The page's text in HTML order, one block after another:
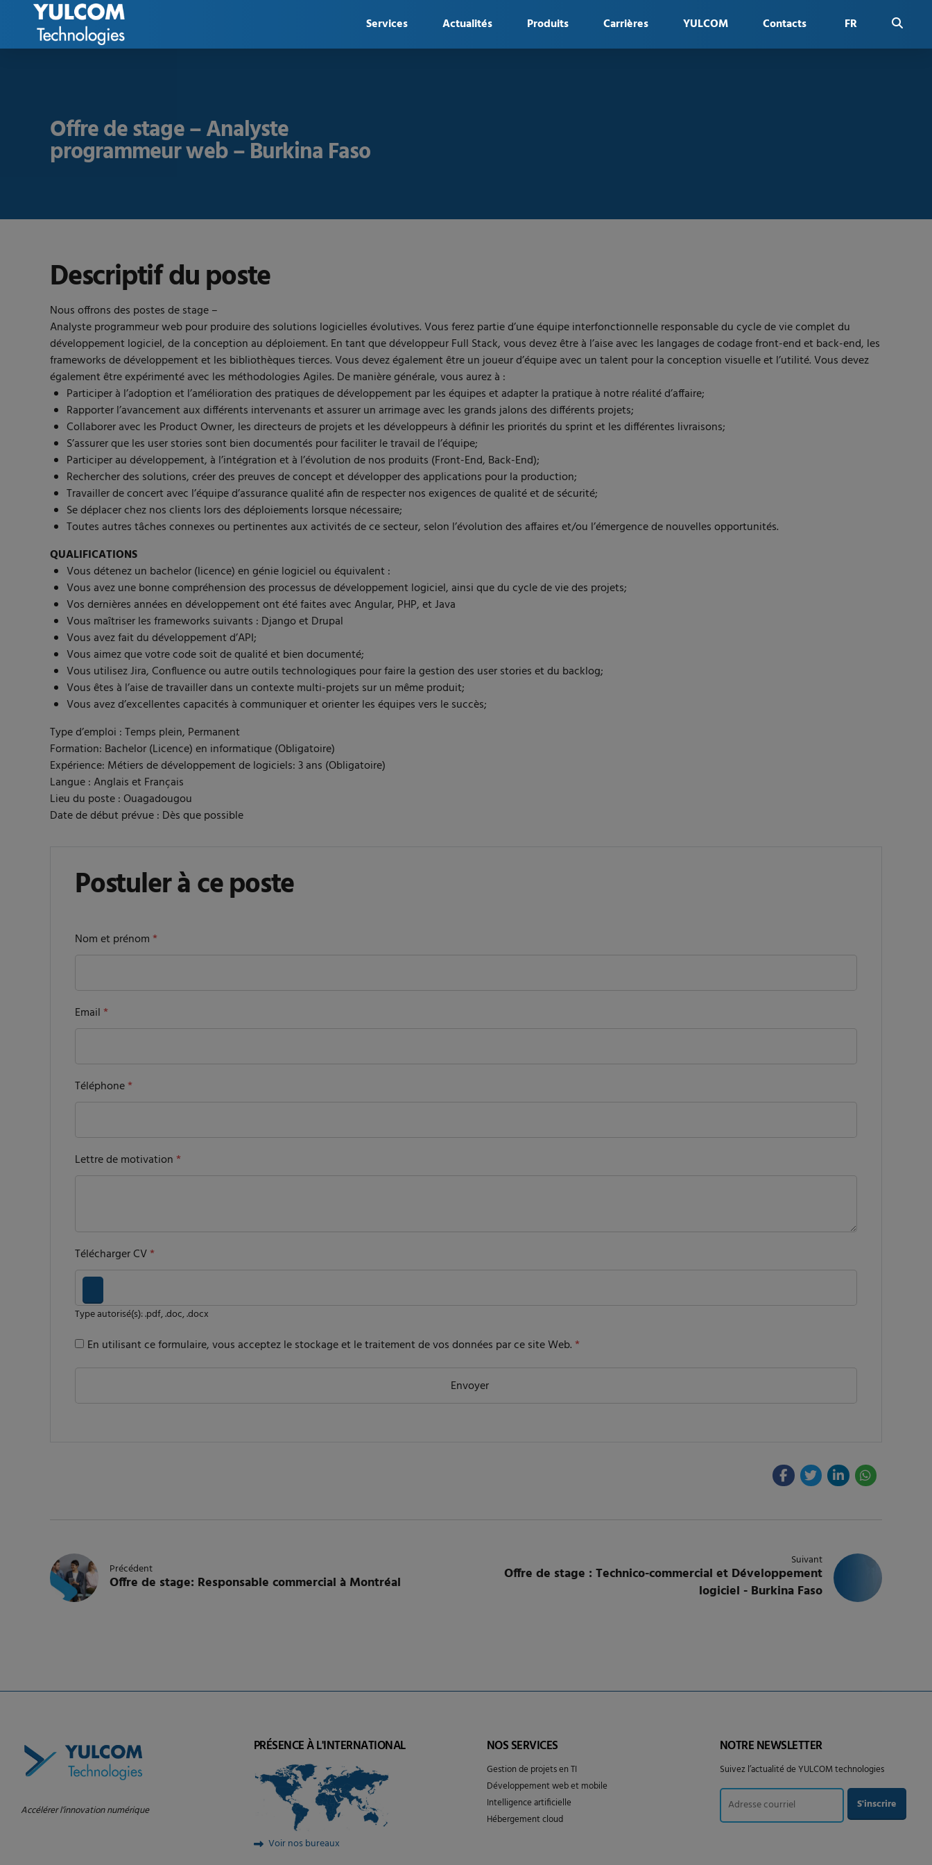
Services Actualités Produits Carrières YULCOM Contacts FR
Offre de stage – Analyste
programmeur web – Burkina Faso
Descriptif du poste
Nous offrons des postes de stage –
Analyste programmeur web pour produire des solutions logicielles évolutives. Vous ferez partie d’une équipe interfonctionnelle responsable du cycle de vie complet du
développement logiciel, de la conception au déploiement. En tant que développeur Full Stack, vous devez être à l’aise avec les langages de codage front-end et back-end, les
frameworks de développement et les bibliothèques tierces. Vous devez également être un joueur d’équipe avec un talent pour la conception visuelle et l’utilité. Vous devez
également être expérimenté avec les méthodologies Agiles. De manière générale, vous aurez à :
Participer à l’adoption et l’amélioration des pratiques de développement par les équipes et adapter la pratique à notre réalité d’affaire;
Rapporter l’avancement aux différents intervenants et assurer un arrimage avec les grands jalons des différents projets;
Collaborer avec les Product Owner, les directeurs de projets et les développeurs à définir les priorités du sprint et les différentes livraisons;
S’assurer que les user stories sont bien documentés pour faciliter le travail de l’équipe;
Participer au développement, à l’intégration et à l’évolution de nos produits (Front-End, Back-End);
Rechercher des solutions, créer des preuves de concept et développer des applications pour la production;
Travailler de concert avec l’équipe d’assurance qualité afin de respecter nos exigences de qualité et de sécurité;
Se déplacer chez nos clients lors des déploiements lorsque nécessaire;
Toutes autres tâches connexes ou pertinentes aux activités de ce secteur, selon l’évolution des affaires et/ou l’émergence de nouvelles opportunités.
QUALIFICATIONS
Vous détenez un bachelor (licence) en génie logiciel ou équivalent :
Vous avez une bonne compréhension des processus de développement logiciel, ainsi que du cycle de vie des projets;
Vos dernières années en développement ont été faites avec Angular, PHP, et Java
Vous maîtriser les frameworks suivants : Django et Drupal
Vous avez fait du développement d’API;
Vous aimez que votre code soit de qualité et bien documenté;
Vous utilisez Jira, Confluence ou autre outils technologiques pour faire la gestion des user stories et du backlog;
Vous êtes à l’aise de travailler dans un contexte multi-projets sur un même produit;
Vous avez d’excellentes capacités à communiquer et orienter les équipes vers le succès;
Type d’emploi : Temps plein, Permanent
Formation: Bachelor (Licence) en informatique (Obligatoire)
Expérience: Métiers de développement de logiciels: 3 ans (Obligatoire)
Langue : Anglais et Français
Lieu du poste : Ouagadougou
Date de début prévue : Dès que possible
Postuler à ce poste
Nom et prénom *
Email *
Téléphone*
Lettre de motivation *
Télécharger CV*
Type autorisé(s): .pdf, .doc, .docx
En utilisant ce formulaire, vous acceptez le stockage et le traitement de vos données par ce site Web. *
Précédent
Offre de stage: Responsable commercial à Montréal
Suivant
Offre de stage : Technico-commercial et Développement
logiciel - Burkina Faso
Accélérer l’innovation numérique
PRÉSENCE À L'INTERNATIONAL
Voir nos bureaux
NOS SERVICES
Gestion de projets en TI
Développement web et mobile
Intelligence artificielle
Hébergement cloud
NOTRE NEWSLETTER
Suivez l’actualité de YULCOM technologies